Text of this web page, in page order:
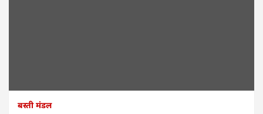
बस्ती मंडल